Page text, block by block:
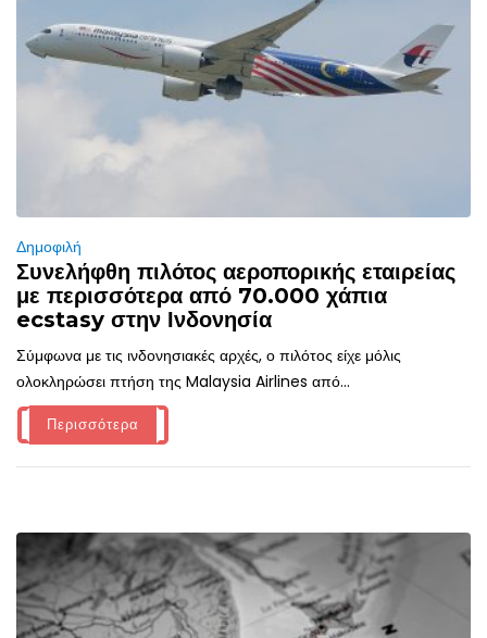
Δημοφιλή
Συνελήφθη πιλότος αεροπορικής εταιρείας
με περισσότερα από 70.000 χάπια
ecstasy στην Ινδονησία
Σύμφωνα με τις ινδονησιακές αρχές, ο πιλότος είχε μόλις
ολοκληρώσει πτήση της Malaysia Airlines από...
Περισσότερα